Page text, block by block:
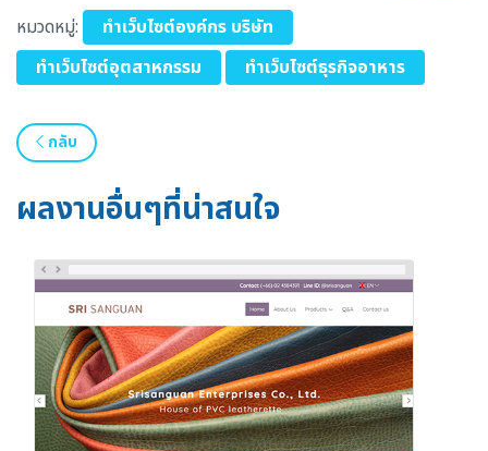
หมวดหมู่:
ทำเว็บไซต์องค์กร บริษัท
ทำเว็บไซต์อุตสาหกรรม
ทำเว็บไซต์ธุรกิจอาหาร
กลับ
ผลงานอื่นๆที่น่าสนใจ